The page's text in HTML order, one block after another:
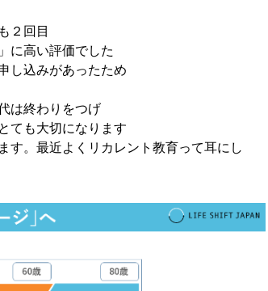
２回目
に高い評価でした
し込みがあったため
は終わりをつげ
ても大切になります
す。最近よくリカレント教育って耳にし